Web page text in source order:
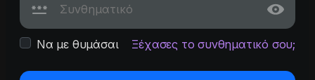
Να με θυμάσαι Ξέχασες το συνθηματικό σου;